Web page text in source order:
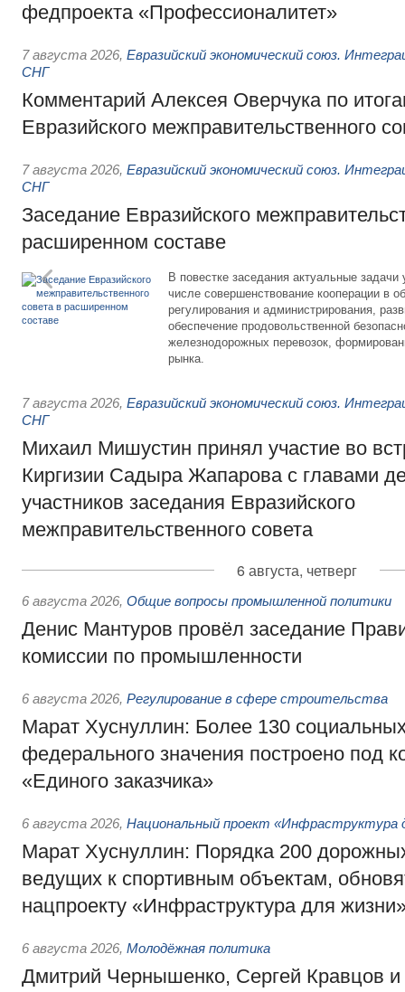
федпроекта «Профессионалитет»
7 августа 2026, Евразийский экономический союз.
СНГ
Комментарий Алексея Оверчука по
Евразийского межправительственного
7 августа 2026, Евразийский экономический союз.
СНГ
Заседание Евразийского
расширенном составе
В повестке заседания актуальные задачи
числе совершенствование кооперации в
регулирования и администрирования,
обеспечение продовольственной
железнодорожных перевозок,
рынка.
7 августа 2026, Евразийский экономический союз.
СНГ
Михаил Мишустин принял участие во
Киргизии Садыра Жапарова с главами
участников заседания Евразийского
межправительственного совета
6 августа, четверг
6 августа 2026, Общие вопросы промышленной политики
Денис Мантуров провёл заседание
комиссии по промышленности
6 августа 2026, Регулирование в сфере строительства
Марат Хуснуллин: Более 130
федерального значения построено под
«Единого заказчика»
6 августа 2026, Национальный проект «Инфраструктура
Марат Хуснуллин: Порядка 200
ведущих к спортивным объектам,
нацпроекту «Инфраструктура для
6 августа 2026, Молодёжная политика
Дмитрий Чернышенко, Сергей Кравцов и